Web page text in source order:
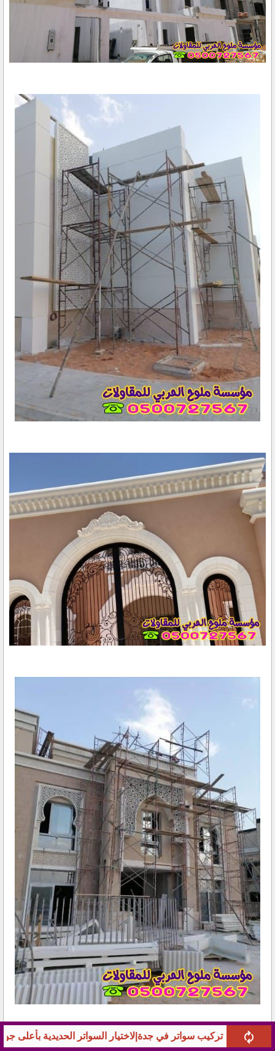
السواتر الحديدية بأعلى جودة شركة بناء ملاحق